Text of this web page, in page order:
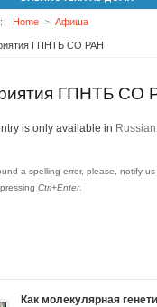
Home Афиша
ГПНТБ СО РАН
ГПНТБ СО
is only available in Russian
a spelling error, please, notify us
Ctrl+Enter.
Как молекулярная